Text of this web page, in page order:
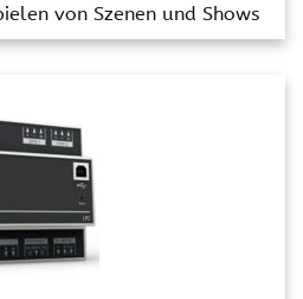
von Szenen und Shows